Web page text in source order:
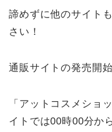
諦めずに他のサイト
さい！
通販サイトの発売開
「アットコスメショ
イトでは00時00分か